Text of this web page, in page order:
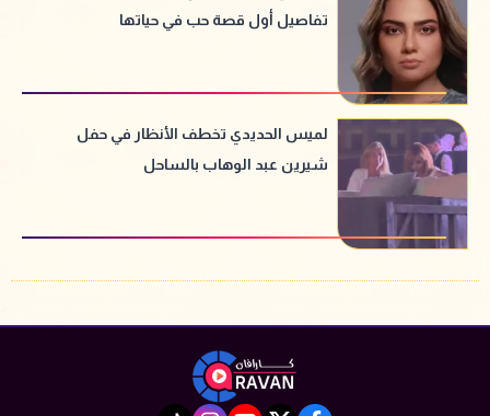
تفاصيل أول قصة حب في حياتها
لميس الحديدي تخطف الأنظار في حفل
شيرين عبد الوهاب بالساحل